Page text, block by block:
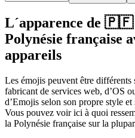
L´apparence de 🇵🇫
Polynésie française
appareils
Les émojis peuvent être différents
fabricant de services web, d’OS
d’Emojis selon son propre style
Vous pouvez voir ici à quoi
la Polynésie française sur la